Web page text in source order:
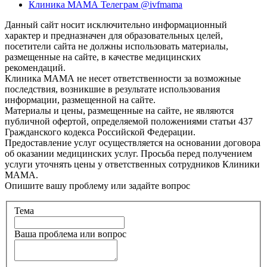
Клиника МАМА Телеграм @ivfmama
Данный сайт носит исключительно информационный
характер и предназначен для образовательных целей,
посетители сайта не должны использовать материалы,
размещенные на сайте, в качестве медицинских
рекомендаций.
Клиника МАМА не несет ответственности за возможные
последствия, возникшие в результате использования
информации, размещенной на сайте.
Материалы и цены, размещенные на сайте, не являются
публичной офертой, определяемой положениями статьи 437
Гражданского кодекса Российской Федерации.
Предоставление услуг осуществляется на основании договора
об оказании медицинских услуг. Просьба перед получением
услуги уточнять цены у ответственных сотрудников Клиники
МАМА.
Опишите вашу проблему или задайте вопрос
Тема
Ваша проблема или вопрос